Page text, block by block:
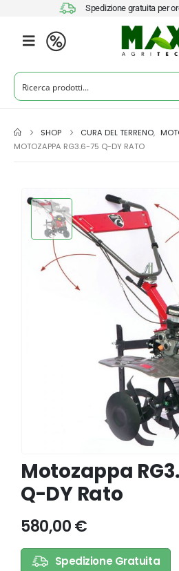
Spedizione gratuita per
SHOP CURA DEL TERRENO,
MOTOZAPPA RG3.6-75 Q-DY RATO
Motozappa
Q-DY Rato
580,00€
Spedizione Gratuita